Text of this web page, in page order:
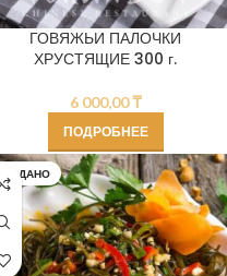
ГОВЯЖЬИ ПАЛОЧКИ
ХРУСТЯЩИЕ 300 г.
6 000,00₸
ПОДРОБНЕЕ
ПРОДАНО